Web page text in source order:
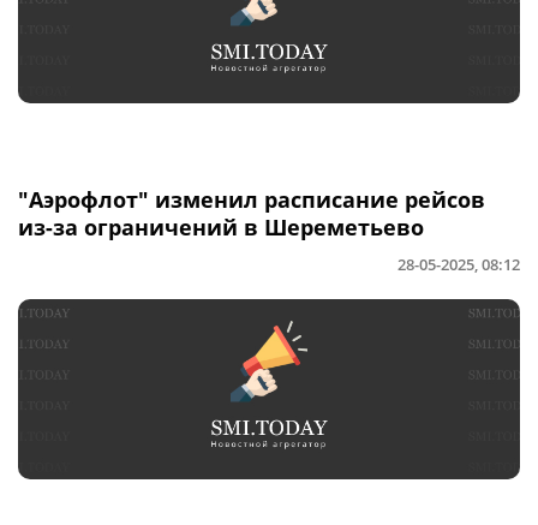
"Аэрофлот" изменил расписание рейсов
из-за ограничений в Шереметьево
28-05-2025, 08:12